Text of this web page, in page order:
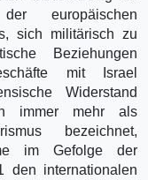
europäischen
sich militärisch zu
Beziehungen
mit Israel
Widerstand
immer mehr als
bezeichnet,
im Gefolge der
den internationalen